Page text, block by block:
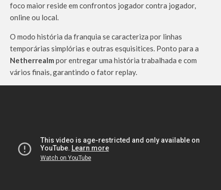
foco maior reside em confrontos jogador contra jogador,
online ou local.
O modo história da franquia se caracteriza por linhas
temporárias simplórias e outras esquisitices. Ponto para a
Netherrealm por entregar uma história trabalhada e com
vários finais, garantindo o fator replay.